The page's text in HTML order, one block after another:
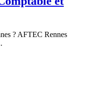
? AFTEC Rennes